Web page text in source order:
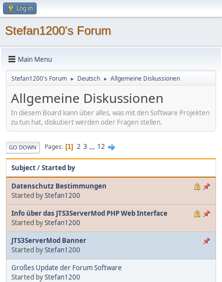
Log in
Stefan1200's Forum
Main Menu
Stefan1200's Forum ► Deutsch ► Allgemeine Diskussionen
Allgemeine Diskussionen
In diesem Board kann über alles, was mit den Software Projekten
zu tun hat, diskutiert werden oder Fragen stellen.
GO DOWN Pages 1 2 3 ... 12
Subject/Started by
Datenschutz Bestimmungen
Started byStefan1200
Info über das JTS3ServerMod PHP Web Interface
Started byStefan1200
JTS3ServerMod Banner
Started byStefan1200
Großes Update der Forum Software
Started byStefan1200